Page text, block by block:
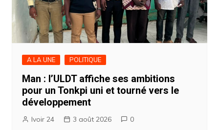
A LA UNE POLITIQUE
Man : l’ULDT affiche ses ambitions
pour un Tonkpi uni et tourné vers le
développement
Ivoir 24 3 août 2026 0